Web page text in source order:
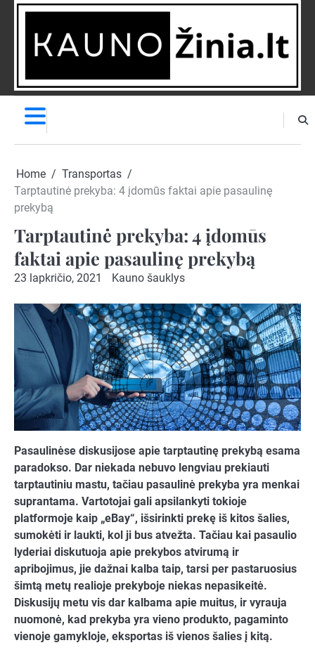
Skip
NAUJIENĄ
Home
Transportas
Tarptautinė prekyba: 4 įdomūs faktai apie pasaulinę
prekybą
Tarptautinė prekyba: 4 įdomūs
faktai apie pasaulinę prekybą
23 lapkričio, 2021 Kauno šauklys
Pasaulinėse diskusijose apie tarptautinę prekybą esama
paradokso. Dar niekada nebuvo lengviau prekiauti
tarptautiniu mastu, tačiau pasaulinė prekyba yra menkai
suprantama. Vartotojai gali apsilankyti tokioje
platformoje kaip „eBay“, išsirinkti prekę iš kitos šalies,
sumokėti ir laukti, kol ji bus atvežta. Tačiau kai pasaulio
lyderiai diskutuoja apie prekybos atvirumą ir
apribojimus, jie dažnai kalba taip, tarsi per pastaruosius
šimtą metų realioje prekyboje niekas nepasikeitė.
Diskusijų metu vis dar kalbama apie muitus, ir vyrauja
nuomonė, kad prekyba yra vieno produkto, pagaminto
vienoje gamykloje, eksportas iš vienos šalies į kitą.